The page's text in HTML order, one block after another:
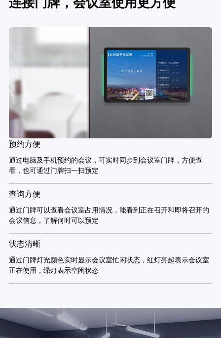
预约方便
通过电脑及手机预约的会议，可实时同步到会议室门牌，方便查
看，也可通过门牌扫一扫预定
查询方便
通过门牌可以查看会议室占用情况，能看到正在召开和即将召开的
会议信息，了解何时可以预定
状态清晰
通过门牌灯光颜色实时显示会议室忙闲状态，红灯亮起表示会议室
正在使用，绿灯表示空闲状态